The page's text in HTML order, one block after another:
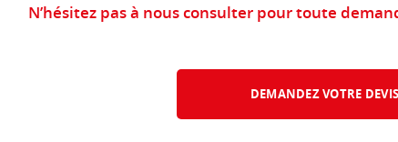
N’hésitez pas à nous consulter pour toute
DEMANDEZ VOTRE